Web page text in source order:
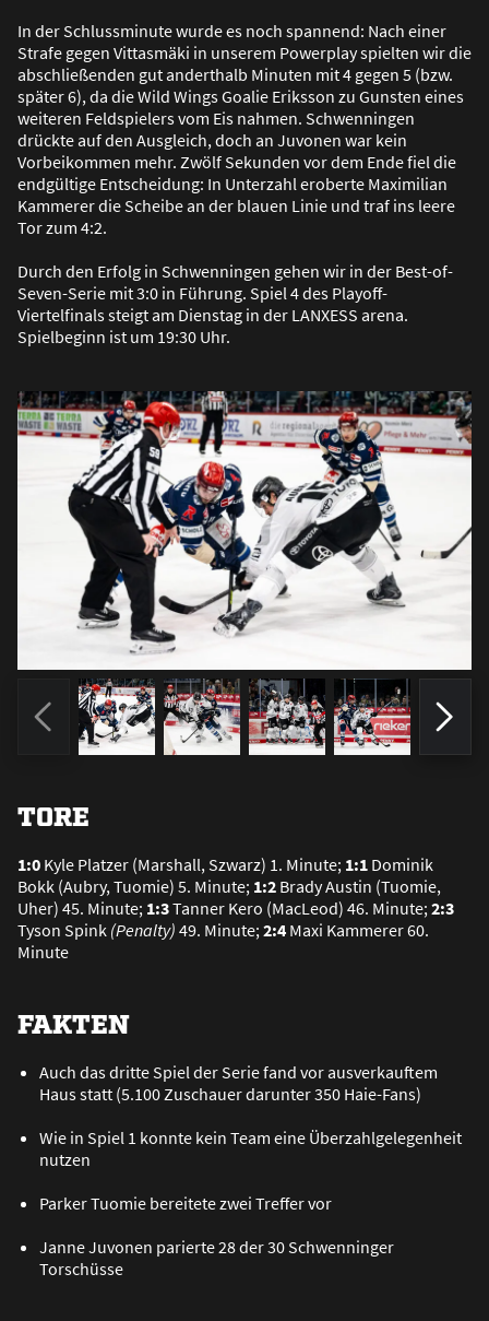
In der Schlussminute wurde es noch spannend: Nach einer
Strafe gegen Vittasmäki in unserem Powerplay spielten wir die
abschließenden gut anderthalb Minuten mit 4 gegen 5 (bzw.
später 6), da die Wild Wings Goalie Eriksson zu Gunsten eines
weiteren Feldspielers vom Eis nahmen. Schwenningen
drückte auf den Ausgleich, doch an Juvonen war kein
Vorbeikommen mehr. Zwölf Sekunden vor dem Ende fiel die
endgültige Entscheidung: In Unterzahl eroberte Maximilian
Kammerer die Scheibe an der blauen Linie und traf ins leere
Tor zum 4:2.
Durch den Erfolg in Schwenningen gehen wir in der Best-of-
Seven-Serie mit 3:0 in Führung. Spiel 4 des Playoff-
Viertelfinals steigt am Dienstag in der LANXESS arena.
Spielbeginn ist um 19:30 Uhr.
TORE
1:0 Kyle Platzer (Marshall, Szwarz) 1. Minute; 1:1 Dominik
Bokk (Aubry, Tuomie) 5. Minute; 1:2 Brady Austin (Tuomie,
Uher) 45. Minute; 1:3Tanner Kero (MacLeod) 46. Minute; 2:3
Tyson Spink (Penalty) 49. Minute; 2:4 Maxi Kammerer 60.
Minute
FAKTEN
Auch das dritte Spiel der Serie fand vor ausverkauftem
Haus statt (5.100 Zuschauer darunter 350 Haie-Fans)
Wie in Spiel 1 konnte kein Team eine Überzahlgelegenheit
nutzen
Parker Tuomie bereitete zwei Treffer vor
Janne Juvonen parierte 28 der 30 Schwenninger
Torschüsse